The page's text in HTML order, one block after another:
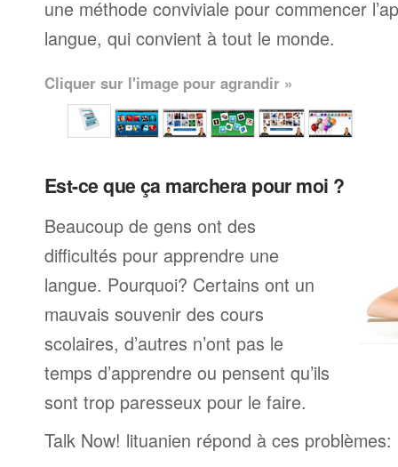
une méthode conviviale pour commencer
langue, qui convient à tout le monde.
Cliquer sur l'image pour agrandir »
Est-ce que ça marchera pour moi ?
Beaucoup de gens ont des
difficultés pour apprendre une
langue. Pourquoi? Certains ont un
mauvais souvenir des cours
scolaires, d’autres n’ont pas le
temps d’apprendre ou pensent qu’ils
sont trop paresseux pour le faire.
Talk Now! lituanien répond à ces problèmes: